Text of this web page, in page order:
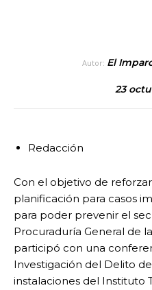
Autor: El
23
Redacción
Con el objetivo de
planificación para casos
para poder prevenir el
Procuraduría General de
participó con una
Investigación del Delito
instalaciones del Instituto